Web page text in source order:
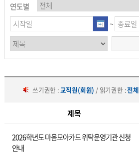
연도별
~
쓰기권한 : 교직원(회원) / 읽기권한 :전체
제목
2026학년도 마음모아카드 위탁운영기관 신청
안내